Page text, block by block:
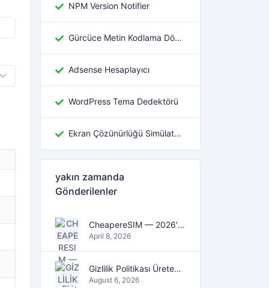
NPM Version Notifier
Gürcüce Metin Kodlama Dönüştürücü
Adsense Hesaplayıcı
WordPress Tema Dedektörü
Ekran Çözünürlüğü Simülatörü
yakın zamanda
Gönderilenler
CheapereSIM — 2026'da seyahat için en ucuz eSIM veri planlarını bulun
April 8, 2026
Gizlilik Politikası Üreteci: Dijital Çağın Olmazsa Olmaz Aracı
August 6, 2026